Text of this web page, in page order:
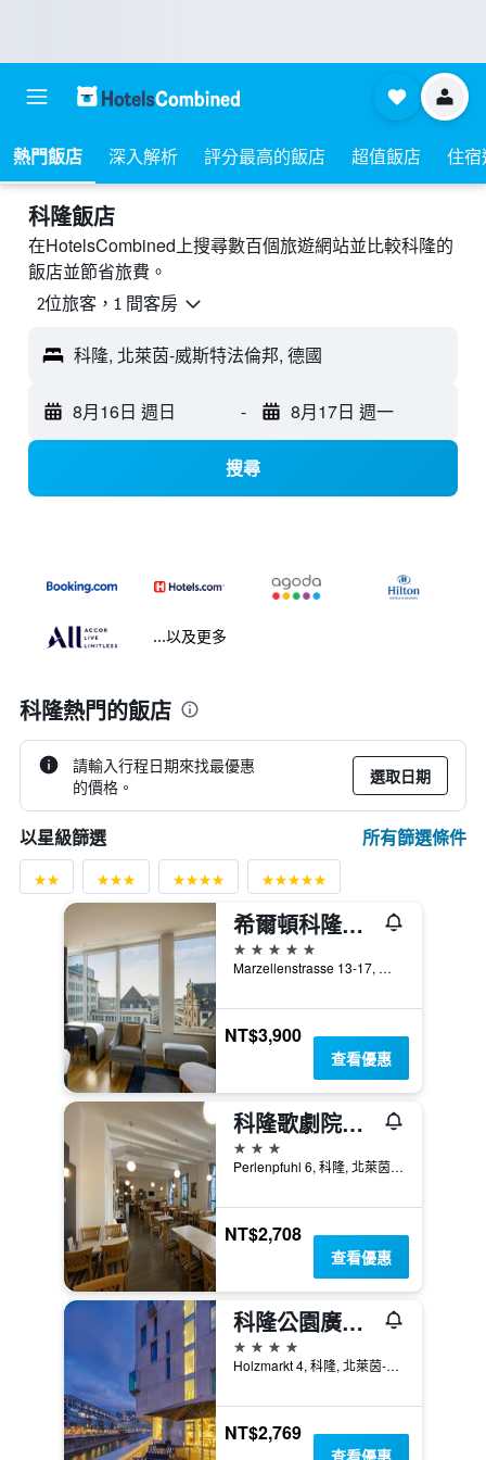
熱門飯店 深入解析 評分最高的飯店 超值飯店 住
科隆飯店
在HotelsCombined上搜尋數百個旅遊網站並比較科隆的
飯店並節省旅費。
2位旅客，1 間客房
科隆, 北萊茵-威斯特法倫邦, 德國
8月16日 週日 - 8月17日 週一
搜尋
...以及更多
科隆熱門的飯店
請輸入行程日期來找最優惠
的價格。
選取日期
以星級篩選 所有篩選條件
希爾頓科隆酒店
5星級
Marzellenstrasse 13-17, 科隆, 北萊茵-威斯特法倫邦, 德國
NT$3,900
查看優惠
科隆歌劇院酒店
3星級
Perlenpfuhl 6, 科隆, 北萊茵-威斯特法倫邦, 德國
NT$2,708
查看優惠
科隆公園廣場藝術酒店 - 科隆
4星級
Holzmarkt 4, 科隆, 北萊茵-威斯特法倫邦, 德國
NT$2,769